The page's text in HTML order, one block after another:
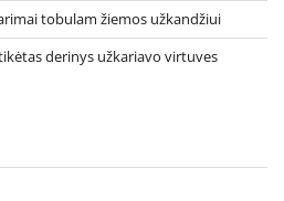
tobulam žiemos užkandžiui
derinys užkariavo virtuves